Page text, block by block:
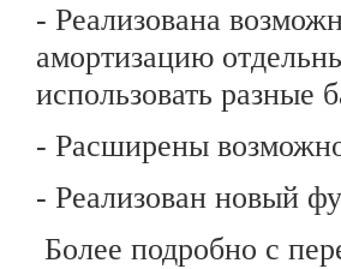
- Реализована
амортизацию
использовать разные
- Расширены
- Реализован новый
Более подробно с